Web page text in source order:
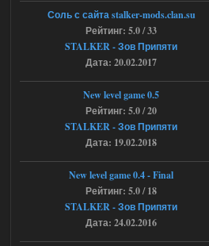
6a53045b746b6f2d80812029a
3/?r=plemwd
Ответить ➤
04.08.2026
Объединенный Пак 2 + OGSR +
STCoP WP 3.4
Stalker-Mods-Clan-su
Доступно только для пользователей
04.08.2026
Объединенный Пак 2 + OGSR +
Соль с сайта stalker-mods.clan.su
Рейтинг: 5.0 / 33
STALKER - Зов Припяти
Дата: 20.02.2017
New level game 0.5
Рейтинг: 5.0 / 20
STALKER - Зов Припяти
Дата: 19.02.2018
New level game 0.4 - Final
Рейтинг: 5.0 / 18
STALKER - Зов Припяти
Дата: 24.02.2016